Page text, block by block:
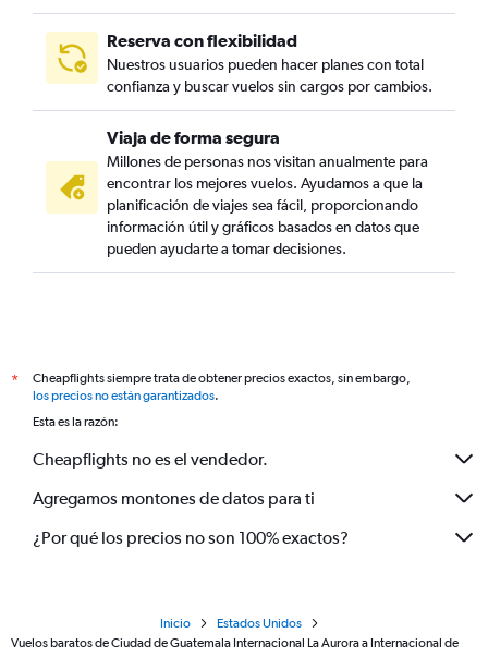
Reserva con flexibilidad
Nuestros usuarios pueden hacer planes con total
confianza y buscar vuelos sin cargos por cambios.
Viaja de forma segura
Millones de personas nos visitan anualmente para
encontrar los mejores vuelos. Ayudamos a que la
planificación de viajes sea fácil, proporcionando
información útil y gráficos basados en datos que
pueden ayudarte a tomar decisiones.
*
Cheapflights siempre trata de obtener precios exactos, sin embargo,
los precios no están garantizados.
Esta es la razón:
Cheapflights no es el vendedor.
Agregamos montones de datos para ti
¿Por qué los precios no son 100% exactos?
Inicio
Estados Unidos
Vuelos baratos de Ciudad de Guatemala Internacional La Aurora a Internacional de